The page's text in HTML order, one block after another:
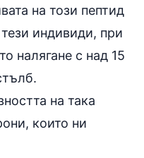
на този пептид
индивиди, при
налягане с над 15
на така
които ни